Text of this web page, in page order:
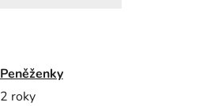
Peněženky
2 roky